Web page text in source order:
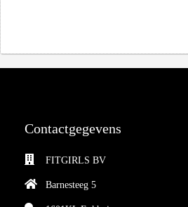
Contactgegevens
FITGIRLS BV
Barnesteeg 5